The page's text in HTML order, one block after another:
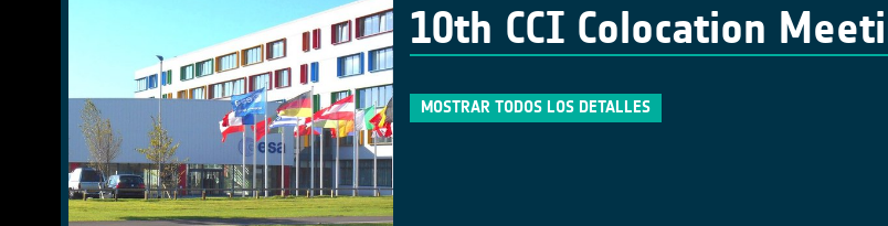
10th CCI Colocation
MOSTRAR TODOS LOS DETALLES